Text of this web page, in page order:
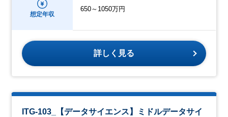
想定年収
650～1050万円
詳しく見る
ITG-103_【データサイエンス】ミドルデータサイ